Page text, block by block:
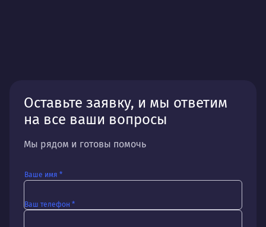
Оставьте заявку, и мы ответим
на все ваши вопросы
Мы рядом и готовы помочь
Ваше имя *
Ваш телефон *